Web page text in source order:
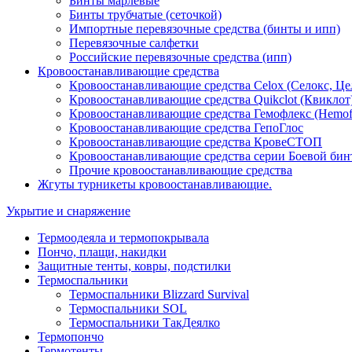
Бинты трубчатые (сеточкой)
Импортные перевязочные средства (бинты и ипп)
Перевязочные салфетки
Российские перевязочные средства (ипп)
Кровоостанавливающие средства
Кровоостанавливающие средства Celox (Селокс,
Кровоостанавливающие средства Quikclot
Кровоостанавливающие средства Гемофлекс
Кровоостанавливающие средства ГепоГлос
Кровоостанавливающие средства КровеСТОП
Кровоостанавливающие средства серии Боевой
Прочие кровоостанавливающие средства
Жгуты турникеты кровоостанавливающие.
Укрытие и снаряжение
Термоодеяла и термопокрывала
Пончо, плащи, накидки
Защитные тенты, ковры, подстилки
Термоспальники
Термоспальники Blizzard Survival
Термоспальники SOL
Термоспальники ТакДеялко
Термопончо